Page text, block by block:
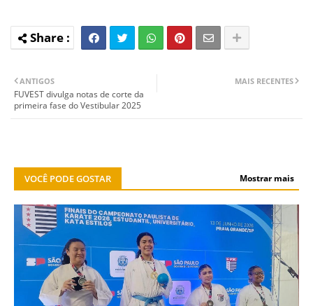
MAIS RECENTES
ANTIGOS
FUVEST divulga notas de corte da
primeira fase do Vestibular 2025
VOCÊ PODE GOSTAR Mostrar mais
ESPORTES